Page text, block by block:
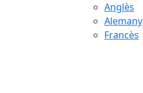
Anglès
Alemany
Francès